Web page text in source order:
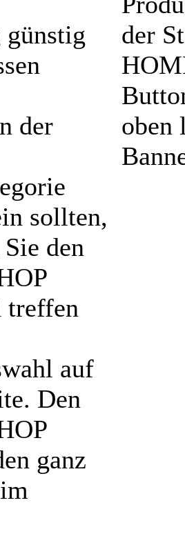
der
sollten,
den
treffen
auf
Den
ganz
der
oben